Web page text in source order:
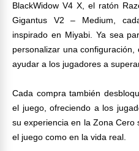
BlackWidow V4 X, el ratón
Gigantus V2 – Medium,
inspirado en Miyabi. Ya sea
personalizar una
ayudar a los jugadores a
Cada compra también
el juego, ofreciendo a los
su experiencia en la Zona
el juego como en la vida real.